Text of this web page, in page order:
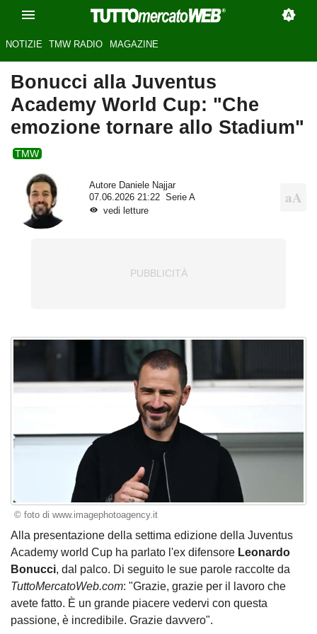
NOTIZIE TMW RADIO MAGAZINE
Bonucci alla Juventus
Academy World Cup: "Che
emozione tornare allo Stadium"
TMW
Autore Daniele Najjar
07.06.2026 21:22
Serie A
vedi letture
© foto di www.imagephotoagency.it
Alla presentazione della settima edizione della Juventus
Academy world Cup ha parlato l'ex difensore Leonardo
Bonucci, dal palco. Di seguito le sue parole raccolte da
TuttoMercatoWeb.com: "Grazie, grazie per il lavoro che
avete fatto. È un grande piacere vedervi con questa
passione, è incredibile. Grazie davvero".